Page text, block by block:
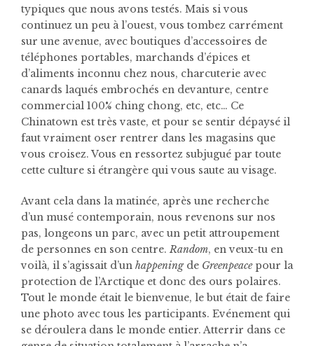
typiques que nous avons testés. Mais si vous
continuez un peu à l’ouest, vous tombez carrément
sur une avenue, avec boutiques d’accessoires de
téléphones portables, marchands d’épices et
d’aliments inconnu chez nous, charcuterie avec
canards laqués embrochés en devanture, centre
commercial 100% ching chong, etc, etc… Ce
Chinatown est très vaste, et pour se sentir dépaysé il
faut vraiment oser rentrer dans les magasins que
vous croisez. Vous en ressortez subjugué par toute
cette culture si étrangère qui vous saute au visage.
Avant cela dans la matinée, après une recherche
d’un musé contemporain, nous revenons sur nos
pas, longeons un parc, avec un petit attroupement
de personnes en son centre. Random, en veux-tu en
voilà, il s’agissait d’un happeningde Greenpeacepour la
protection de l’Arctique et donc des ours polaires.
Tout le monde était le bienvenue, le but était de faire
une photo avec tous les participants. Evénement qui
se déroulera dans le monde entier. Atterrir dans ce